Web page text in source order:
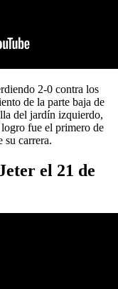
2-0 contra los
de la parte baja de
del jardín izquierdo,
fue el primero de
su carrera.
el 21 de